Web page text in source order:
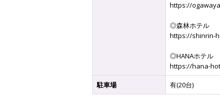
https://
◎森林ホテル
https://shinrin-
◎HANAホテル
https://hana-
駐車場 有(20台)